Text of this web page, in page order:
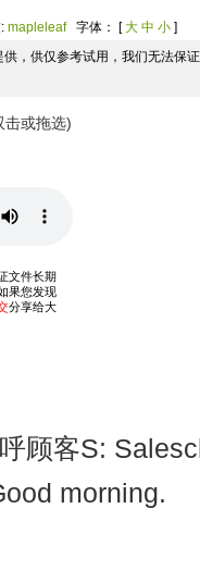
mapleleaf 字体： [大 中 小 ]
，供仅参考试用，我们无法保
击或拖选)
顾客S:
morning.